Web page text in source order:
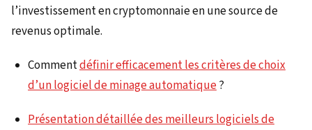
l’investissement en cryptomonnaie en une source de
revenus optimale.
Commentdéfinir efficacement les critères de choix
d’un logiciel de minage automatique?
Présentation détaillée des meilleurs logiciels de